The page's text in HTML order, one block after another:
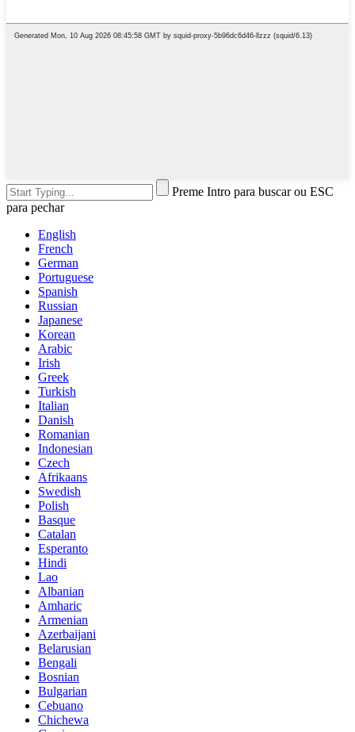
Preme Intro para buscar ou ESC
para pechar
English
French
German
Portuguese
Spanish
Russian
Japanese
Korean
Arabic
Irish
Greek
Turkish
Italian
Danish
Romanian
Indonesian
Czech
Afrikaans
Swedish
Polish
Basque
Catalan
Esperanto
Hindi
Lao
Albanian
Amharic
Armenian
Azerbaijani
Belarusian
Bengali
Bosnian
Bulgarian
Cebuano
Chichewa